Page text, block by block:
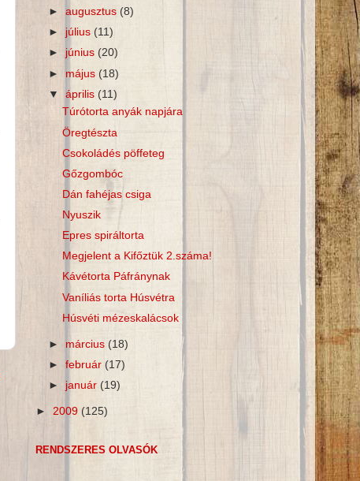
►augusztus (8)
► július(11)
► június(20)
► május (18)
▼április (11)
Túrótorta anyák napjára
Öregtészta
Csokoládés pöffeteg
Gőzgombóc
Dán fahéjas csiga
Nyuszik
Epres spiráltorta
Megjelent a Kifőztük 2.száma!
Kávétorta Páfránynak
Vaníliás torta Húsvétra
Húsvéti mézeskalácsok
► március (18)
►február(17)
► január (19)
► 2009 (125)
RENDSZERES OLVASÓK